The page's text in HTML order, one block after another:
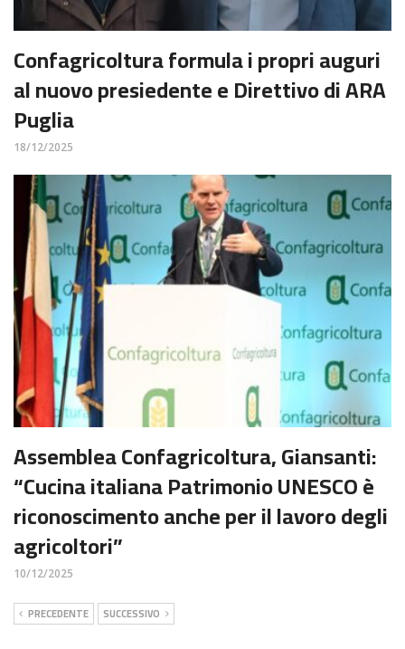
Confagricoltura formula i propri auguri
al nuovo presiedente e Direttivo di ARA
Puglia
18/12/2025
Assemblea Confagricoltura, Giansanti:
“Cucina italiana Patrimonio UNESCO è
riconoscimento anche per il lavoro degli
agricoltori”
10/12/2025
PRECEDENTE SUCCESSIVO